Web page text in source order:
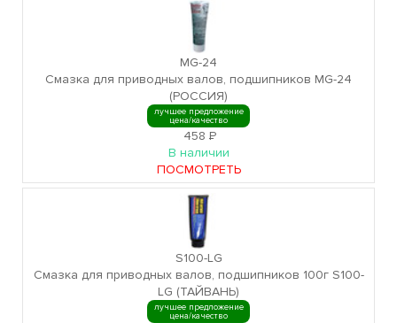
MG-24
Смазка для приводных валов, подшипников MG-24
(РОССИЯ)
лучшее предложение
цена/качество
458 Р
В наличии
ПОСМОТРЕТЬ
S100-LG
Смазка для приводных валов, подшипников 100г S100-
LG (ТАЙВАНЬ)
лучшее предложение
цена/качество